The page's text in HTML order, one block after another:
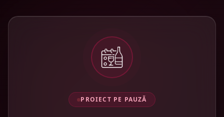
PROIECT PE PAUZĂ